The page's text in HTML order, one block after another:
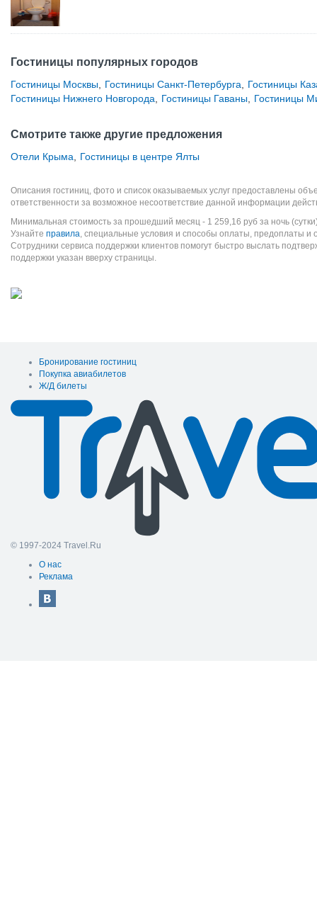
Гостиницы популярных городов
Гостиницы Москвы Гостиницы Санкт-Петербурга
Гостиницы
Гостиницы Нижнего Новгорода
Гостиницы Гаваны Гостиницы
Смотрите также другие предложения
Отели Крыма Гостиницы в центре Ялты
Описания гостиниц, фото и список оказываемых услуг предоставлены
ответственности за возможное несоответствие данной информации
Минимальная стоимость за прошедший месяц - 1 259,16 руб за ночь
Узнайте правила, специальные условия и способы оплаты, предоплаты и
Сотрудники сервиса поддержки клиентов помогут быстро выслать
поддержки указан вверху страницы.
Бронирование гостиниц
Покупка авиабилетов
Ж/Д билеты
© 1997-2024 Travel.Ru
О нас
Реклама